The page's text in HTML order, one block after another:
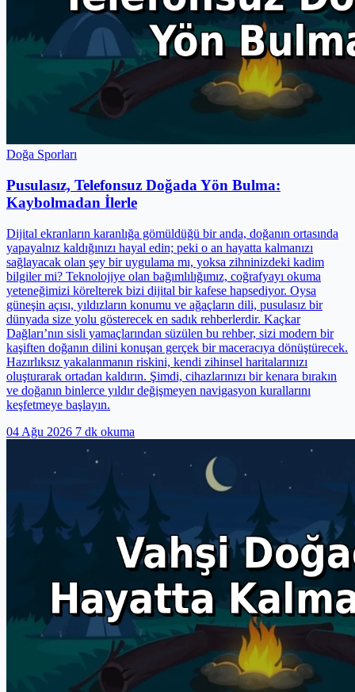
Doğa Sporları
Pusulasız, Telefonsuz Doğada Yön Bulma:
Kaybolmadan İlerle
Dijital ekranların karanlığa gömüldüğü bir anda, doğanın ortasında
yapayalnız kaldığınızı hayal edin; peki o an hayatta kalmanızı
sağlayacak olan şey bir uygulama mı, yoksa zihninizdeki kadim
bilgiler mi? Teknolojiye olan bağımlılığımız, coğrafyayı okuma
yeteneğimizi körelterek bizi dijital bir kafese hapsediyor. Oysa
güneşin açısı, yıldızların konumu ve ağaçların dili, pusulasız bir
dünyada size yolu gösterecek en sadık rehberlerdir. Kaçkar
Dağları’nın sisli yamaçlarından süzülen bu rehber, sizi modern bir
kaşiften doğanın dilini konuşan gerçek bir maceracıya dönüştürecek.
Hazırlıksız yakalanmanın riskini, kendi zihinsel haritalarınızı
oluşturarak ortadan kaldırın. Şimdi, cihazlarınızı bir kenara bırakın
ve doğanın binlerce yıldır değişmeyen navigasyon kurallarını
keşfetmeye başlayın.
04 Ağu 2026 7 dk okuma